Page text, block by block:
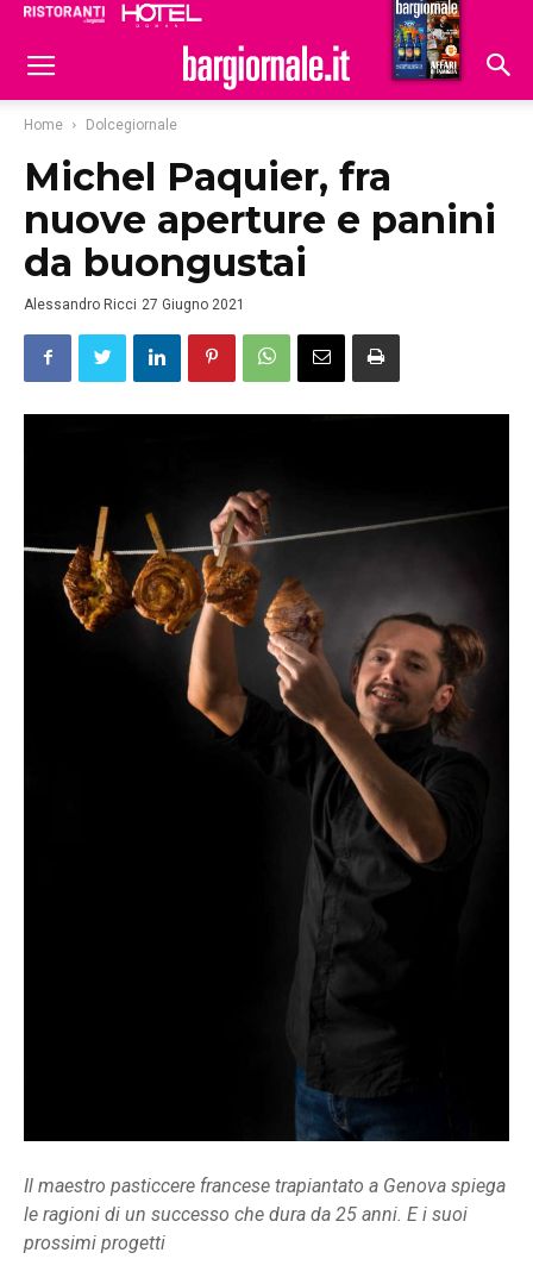
Hoteldomani
Home Dolcegiornale
Michel Paquier, fra
nuove aperture e panini
da buongustai
Alessandro Ricci 27 Giugno 2021
Il maestro pasticcere francese trapiantato a Genova spiega
le ragioni di un successo che dura da 25 anni. E i suoi
prossimi progetti